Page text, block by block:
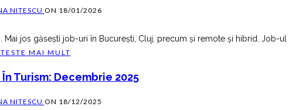
NITESCU ON 18/01/2026
Mai jos găsești job-uri în București, Cluj, precum și remote și hibrid. Job-ul
MAI MULT
Turism: Decembrie 2025
NITESCU ON 18/12/2025